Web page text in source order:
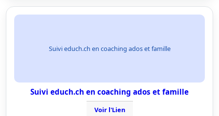
Suivi educh.ch en coaching ados et famille
Suivi educh.ch en coaching ados et famille
Voir l'Lien